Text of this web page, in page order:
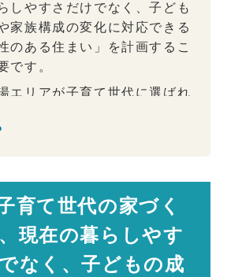
しやすさだけでなく、子ども
家族構成の変化に対応できる
のある住まい」を計画するこ
です。
エリアが子育て世代に選ばれ
児湯エリアの子育て環境と
要
中心の設計が家族のコミュニ
ンを育てる
やすい収納計画が暮らしを変
育て世代の家づく
現在の暮らしやす
なく、子どもの成